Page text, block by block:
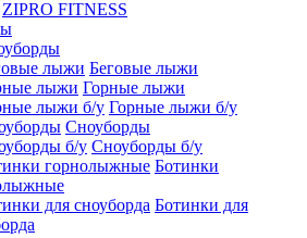
ZIPRO FITNESS
Беговые лыжи
Горные лыжи
Горные лыжи б/у
Сноуборды
Сноуборды б/у
Ботинки
Ботинки для